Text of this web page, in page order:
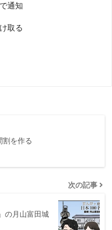
通知
取る
割を作る
次の記事
の月山富田城